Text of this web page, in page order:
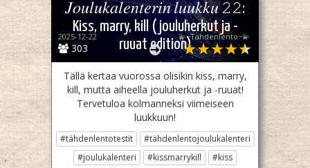
𝐽𝑜𝑢𝑙𝑢𝑘𝑎𝑙𝑒𝑛𝑡𝑒𝑟𝑖𝑛 𝑙𝑢𝑢𝑘𝑘𝑢 𝟸𝟸:
Kiss, marry, kill (jouluherkut ja -
ruuat edition)
303
2025-12-22 💫~Tähdenlento~💫
Tällä kertaa vuorossa olisikin kiss, marry,
kill, mutta aiheella jouluherkut ja -ruuat!
Tervetuloa kolmanneksi viimeiseen
luukkuun!
#tähdenlentotestit
#tähdenlentojoulukalenteri
#joulukalenteri
#kissmarrykill
#kiss